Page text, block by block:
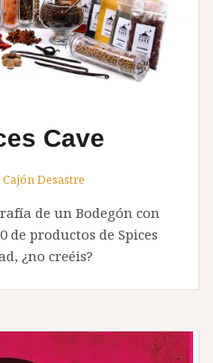
Cave
Cajón Desastre
de un Bodegón con
de productos de Spices
¿no creéis?